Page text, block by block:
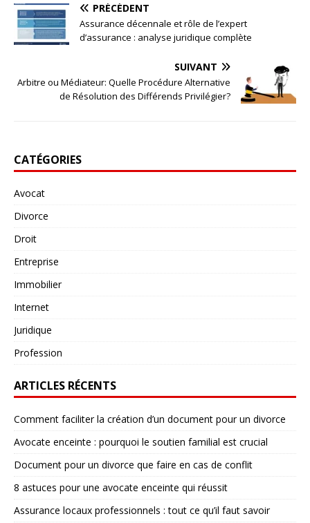
PRÉCÉDENT
Assurance décennale et rôle de l’expert
d’assurance : analyse juridique complète
SUIVANT
Arbitre ou Médiateur: Quelle Procédure Alternative
de Résolution des Différends Privilégier?
CATÉGORIES
Avocat
Divorce
Droit
Entreprise
Immobilier
Internet
Juridique
Profession
ARTICLES RÉCENTS
Comment faciliter la création d’un document pour un divorce
Avocate enceinte : pourquoi le soutien familial est crucial
Document pour un divorce que faire en cas de conflit
8 astuces pour une avocate enceinte qui réussit
Assurance locaux professionnels : tout ce qu’il faut savoir